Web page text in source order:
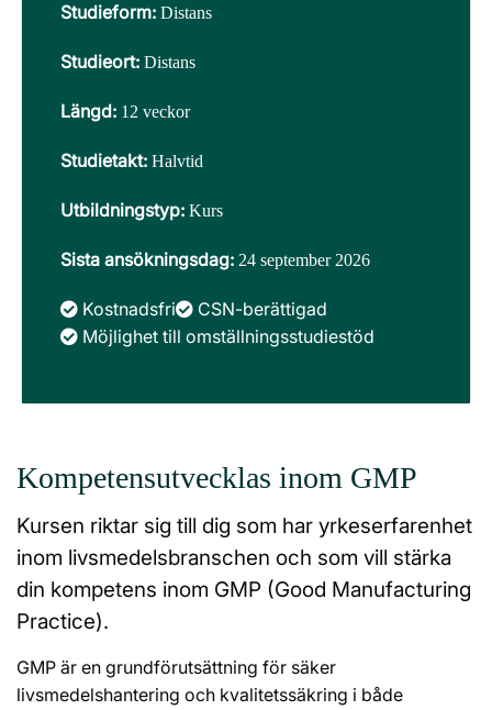
Studieform: Distans
Studieort: Distans
Längd: 12 veckor
Studietakt: Halvtid
Utbildningstyp: Kurs
Sista ansökningsdag: 24 september 2026
Kostnadsfri
CSN-berättigad
Möjlighet till omställningsstudiestöd
Kompetensutvecklas inom GMP
Kursen riktar sig till dig som har yrkeserfarenhet
inom livsmedelsbranschen och som vill stärka
din kompetens inom GMP (Good Manufacturing
Practice).
GMP är en grundförutsättning för säker
livsmedelshantering och kvalitetssäkring i både